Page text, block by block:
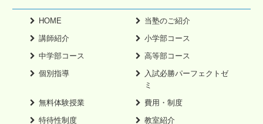
HOME
当塾のご紹介
講師紹介
小学部コース
中学部コース
高等部コース
個別指導
入試必勝パーフェクトゼ
ミ
無料体験授業
費用・制度
特待性制度
教室紹介